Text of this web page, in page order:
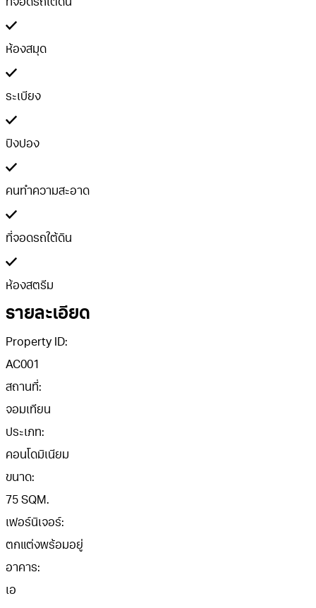
ที่จอดรถใต้ดิน
ห้องสมุด
ระเบียง
ปิงปอง
คนทำความสะอาด
ที่จอดรถใต้ดิน
ห้องสตรีม
รายละเอียด
Property ID:
AC001
สถานที่:
จอมเทียน
ประเภท:
คอนโดมิเนียม
ขนาด:
75 SQM.
เฟอร์นิเจอร์:
ตกแต่งพร้อมอยู่
อาคาร:
เอ